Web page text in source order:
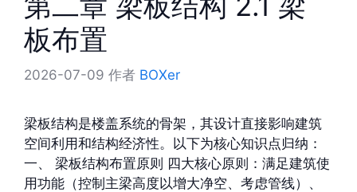
板布置
2026-07-09 作者 BOXer
梁板结构是楼盖系统的骨架，其设计直接影响建筑
空间利用和结构经济性。以下为核心知识点归纳：
一、 梁板结构布置原则 四大核心原则：满足建筑使
用功能（控制主梁高度以增大净空、考虑管线）、